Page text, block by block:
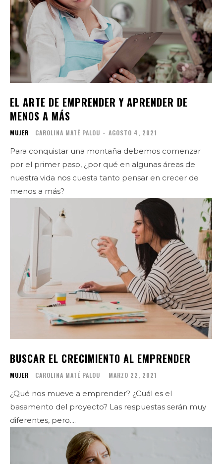
EL ARTE DE EMPRENDER Y APRENDER DE
MENOS A MÁS
MUJER CAROLINA MATÉ PALOU - AGOSTO 4, 2021
Para conquistar una montaña debemos comenzar
por el primer paso, ¿por qué en algunas áreas de
nuestra vida nos cuesta tanto pensar en crecer de
menos a más?
BUSCAR EL CRECIMIENTO AL EMPRENDER
MUJER CAROLINA MATÉ PALOU - MARZO 22, 2021
¿Qué nos mueve a emprender? ¿Cuál es el
basamento del proyecto? Las respuestas serán muy
diferentes, pero....